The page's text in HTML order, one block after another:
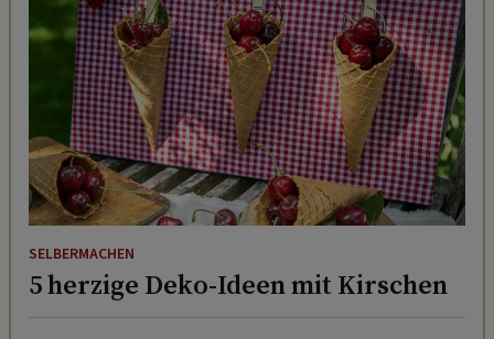
SELBERMACHEN
5 herzige Deko-Ideen mit Kirschen